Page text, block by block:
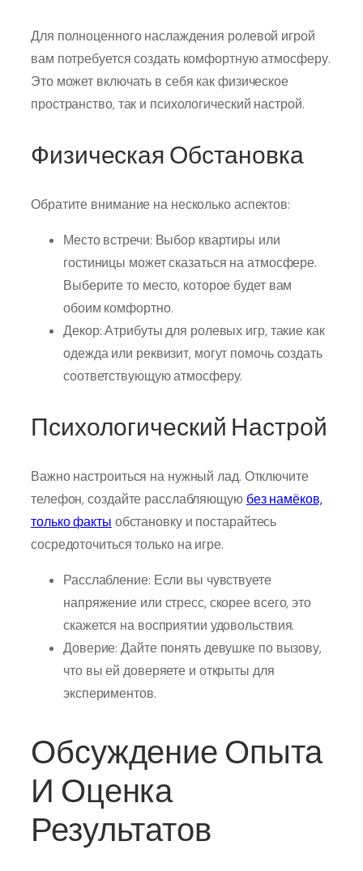
Для полноценного наслаждения ролевой игрой
вам потребуется создать комфортную атмосферу.
Это может включать в себя как физическое
пространство, так и психологический настрой.
Физическая Обстановка
Обратите внимание на несколько аспектов:
Место встречи: Выбор квартиры или
гостиницы может сказаться на атмосфере.
Выберите то место, которое будет вам
обоим комфортно.
Декор: Атрибуты для ролевых игр, такие как
одежда или реквизит, могут помочь создать
соответствующую атмосферу.
Психологический Настрой
Важно настроиться на нужный лад. Отключите
телефон, создайте расслабляющую без намёков,
только факты обстановку и постарайтесь
сосредоточиться только на игре.
Расслабление: Если вы чувствуете
напряжение или стресс, скорее всего, это
скажется на восприятии удовольствия.
Доверие: Дайте понять девушке по вызову,
что вы ей доверяете и открыты для
экспериментов.
Обсуждение Опыта
И Оценка
Результатов